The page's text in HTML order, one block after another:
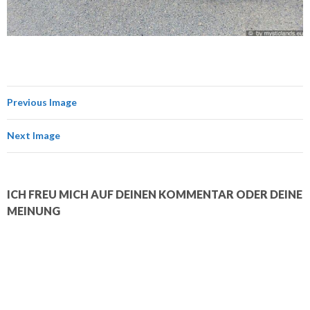
Previous Image
Next Image
ICH FREU MICH AUF DEINEN KOMMENTAR ODER DEINE
MEINUNG